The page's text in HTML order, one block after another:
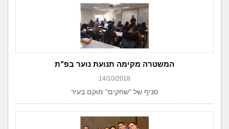
המשטרה מקימה תנועת נוער בפ"ת
14/10/2018
סניף של "שחקים" מוקם בעיר